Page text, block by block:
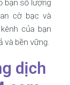
bạn số lượng
cờ bạc và
của bạn
và bền vững.
dịch